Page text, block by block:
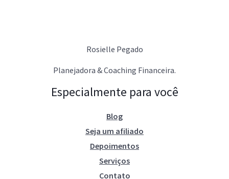
Rosielle Pegado
Planejadora & Coaching Financeira.
Especialmente para você
Blog
Seja um afiliado
Depoimentos
Serviços
Contato